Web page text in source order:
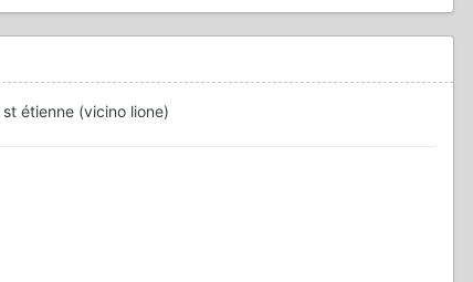
étienne (vicino lione)